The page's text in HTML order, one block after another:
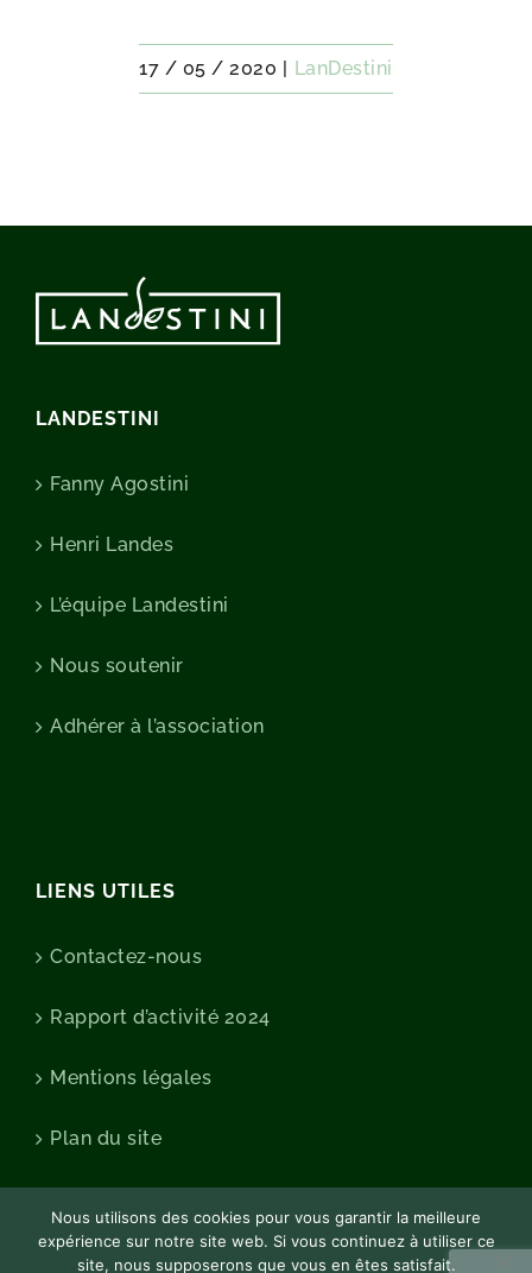
17 / 05 / 2020 | LanDestini
LANDESTINI
Fanny Agostini
Henri Landes
L’équipe Landestini
Nous soutenir
Adhérer à l’association
LIENS UTILES
Contactez-nous
Rapport d’activité 2024
Mentions légales
Plan du site
Nous utilisons des cookies pour vous garantir la meilleure
expérience sur notre site web. Si vous continuez à utiliser ce
site, nous supposerons que vous en êtes satisfait.